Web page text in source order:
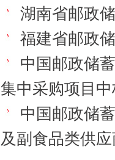
湖南省邮政
福建省邮政
中国邮政储
集中采购项目
中国邮政储
及副食品类供